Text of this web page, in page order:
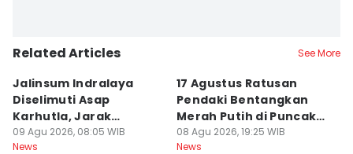
Related Articles See More
Jalinsum Indralaya
Diselimuti Asap
Karhutla, Jarak
Pandang 30 Meter
09 Agu 2026, 08:05 WIB
News
17 Agustus Ratusan
Pendaki Bentangkan
Merah Putih di Puncak
Dempo
08 Agu 2026, 19:25 WIB
News